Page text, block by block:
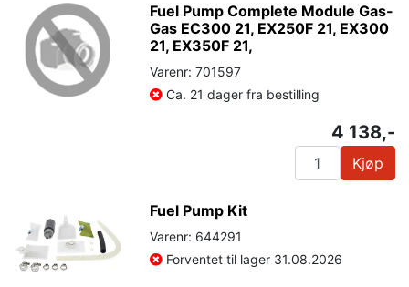
Fuel Pump Complete Module Gas-
Gas EC300 21, EX250F 21, EX300
21, EX350F 21,
Varenr: 701597
Ca. 21 dager fra bestilling
4 138,-
Kjøp
Fuel Pump Kit
Varenr: 644291
Forventet til lager 31.08.2026